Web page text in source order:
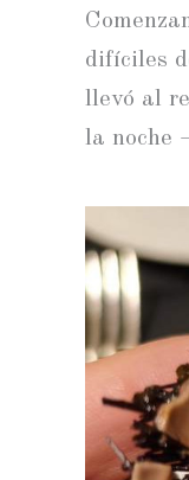
difíciles
llevó al
la noche